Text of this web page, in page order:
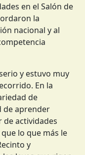
en el Salón de
la
nacional y al
y estuvo muy
En la
de
de aprender
de actividades
lo que más le
y